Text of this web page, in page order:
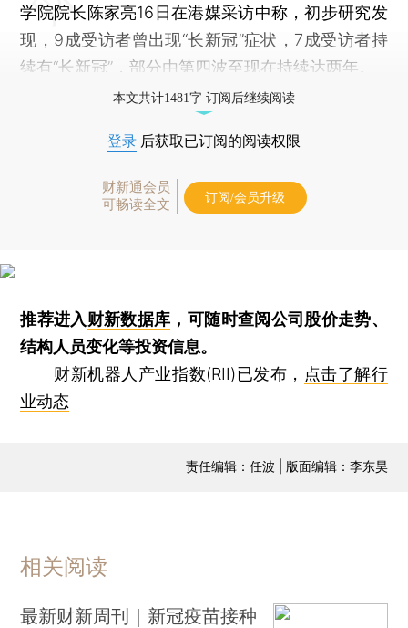
学院院长陈家亮16日在港媒采访中称，初步研究发
现，9成受访者曾出现“长新冠”症状，7成受访者持
续有“长新冠”，部分由第四波至现在持续达两年。
本文共计1481字 订阅后继续阅读
登录 后获取已订阅的阅读权限
财新通会员
可畅读全文
订阅/会员升级
推荐进入财新数据库 ，可随时查阅公司股价走势、
结构人员变化等投资信息。
财新机器人产业指数(RII)已发布， 点击了解行
业动态
责任编辑：任波 | 版面编辑：李东昊
相关阅读
最新财新周刊｜新冠疫苗接种